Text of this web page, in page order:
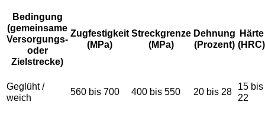
Bedingung
(gemeinsame
Versorgungs-
oder
Zielstrecke)
Zugfestigkeit
(MPa)
Streckgrenze
(MPa)
Dehnung
(Prozent)
Härte
(HRC)
Geglüht /
weich
560 bis 700 400 bis 550 20 bis 28
15 bis
22